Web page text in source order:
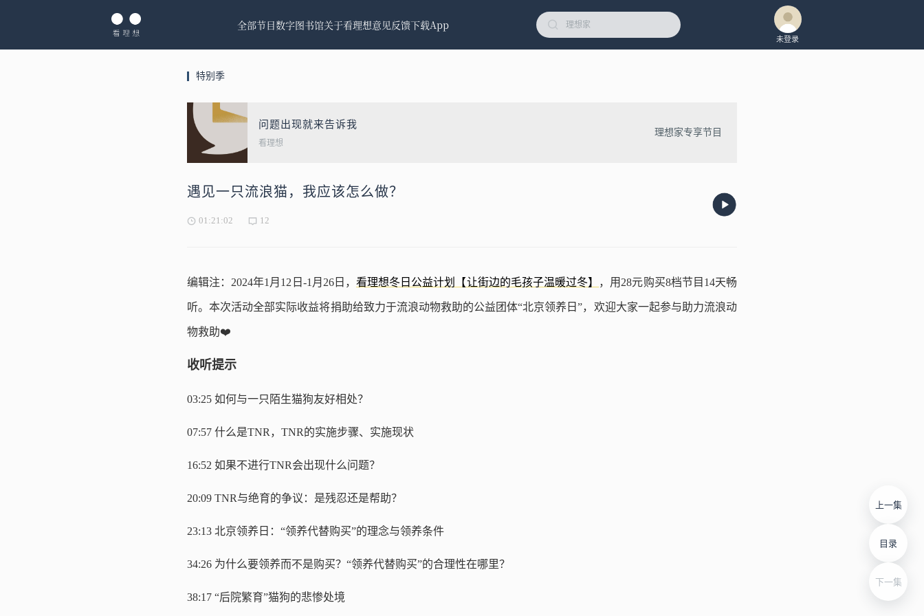
全部节目数字图书馆关于看理想意见反馈下载App
未登录
特别季
问题出现就来告诉我
看理想
理想家专享节目
遇见一只流浪猫，我应该怎么做？
01:21:02 12
上一集
目录
下一集
编辑注：2024年1月12日-1月26日， 看理想冬日公益计划【让街边的毛孩子温暖过冬】 ，用28元购买8档节目14天畅
听。本次活动全部实际收益将捐助给致力于流浪动物救助的公益团体“北京领养日”，欢迎大家一起参与助力流浪动
物救助❤️
收听提示
03:25 如何与一只陌生猫狗友好相处？
07:57 什么是TNR，TNR的实施步骤、实施现状
16:52 如果不进行TNR会出现什么问题？
20:09 TNR与绝育的争议：是残忍还是帮助？
23:13 北京领养日：“领养代替购买”的理念与领养条件
34:26 为什么要领养而不是购买？“领养代替购买”的合理性在哪里？
38:17 “后院繁育”猫狗的悲惨处境